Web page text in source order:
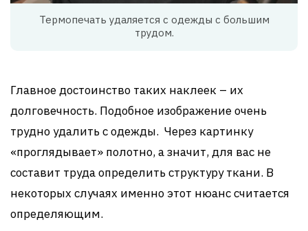
Термопечать удаляется с одежды с большим
трудом.
Главное достоинство таких наклеек – их
долговечность. Подобное изображение очень
трудно удалить с одежды. Через картинку
«проглядывает» полотно, а значит, для вас не
составит труда определить структуру ткани. В
некоторых случаях именно этот нюанс считается
определяющим.